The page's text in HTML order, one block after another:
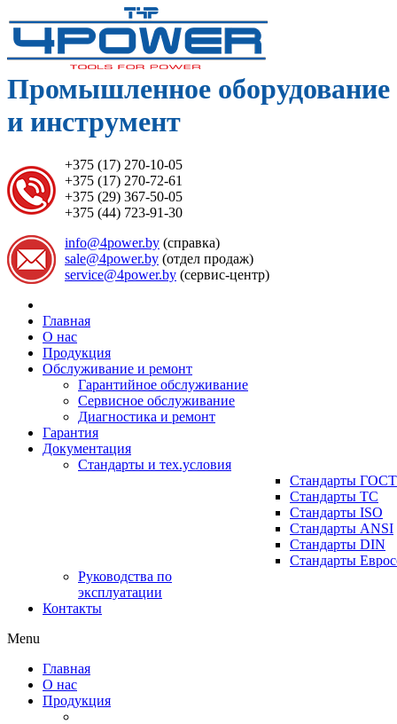
Промышленное оборудование
и инструмент
+375 (17) 270-10-05
+375 (17) 270-72-61
+375 (29) 367-50-05
+375 (44) 723-91-30
info@4power.by (справка)
sale@4power.by (отдел продаж)
service@4power.by (сервис-центр)
Главная
О нас
Продукция
Обслуживание и ремонт
Гарантийное обслуживание
Сервисное обслуживание
Диагностика и ремонт
Гарантия
Документация
Стандарты и тех.условия
Стандарты ГОСТ
Стандарты ТС
Стандарты ISO
Стандарты ANSI
Стандарты DIN
Стандарты
Руководства по
эксплуатации
Контакты
Menu
Главная
О нас
Продукция